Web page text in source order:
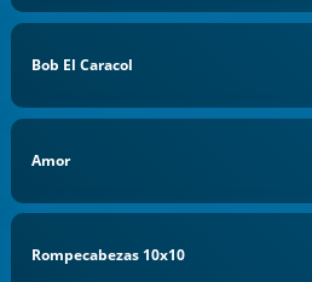
Bob El Caracol
Amor
Rompecabezas 10x10